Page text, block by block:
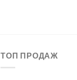
ТОП ПРОДАЖ